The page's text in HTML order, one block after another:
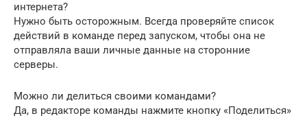
интернета?
Нужно быть осторожным. Всегда проверяйте список
действий в команде перед запуском, чтобы она не
отправляла ваши личные данные на сторонние
серверы.
Можно ли делиться своими командами?
Да, в редакторе команды нажмите кнопку «Поделиться»